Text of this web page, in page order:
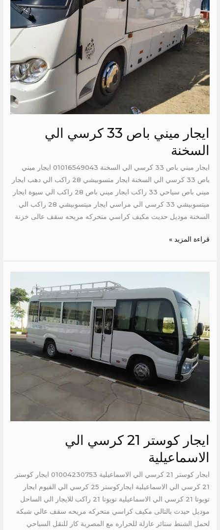
ايجار ميني باص 33 كرسي الي
السخنة
ايجار ميني باص 33 كرسي الي السخنة 01016549043 ايجار ميني
باص 33 كرسي الي السخنة ايجار متسوبيشي 28 راكب الي دهب ايجار
ميني باص سياحي 33 راكب ايجار ميني باص 28 راكب الي سيوة ايجار
ميتسوبيشي 33 كرسي الي مراسي ايجار ميتسوبيشي 28 راكب الي
السخنة موديل حديث مكيف كراسي متحركه مريحه سقف عالى خزنة
قراءة المزيد »
ايجار كوستر 21 كرسي الي
الاسماعيلية
ايجار كوستر 21 كرسي الي الاسماعيلية 01004230753 ايجار كوستر
21 كرسي الي الاسماعيلية ايجاركوستر 25 كرسي الي الفيوم ايجار
تويوتا 21 كرسي الي الاسماعيلية تويوتا 21 راكب للايجار الي الساحل
موديل حيدث بالتالى مكيف كراسي متحركه مريحه سقف عالي شبكه
لحمل الشنط ستائر عازلة للحراره مع المصرية كار للنقل السياحي
كرسي
الي
الاسماعيلية